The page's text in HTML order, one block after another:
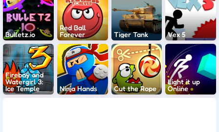
Bulletz.io
Red Ball
Forever
Tiger Tank Vex 5
Fireboy and
Watergirl 3:
Ice Temple
Ninja Hands Cut the Rope
Light it up
Online